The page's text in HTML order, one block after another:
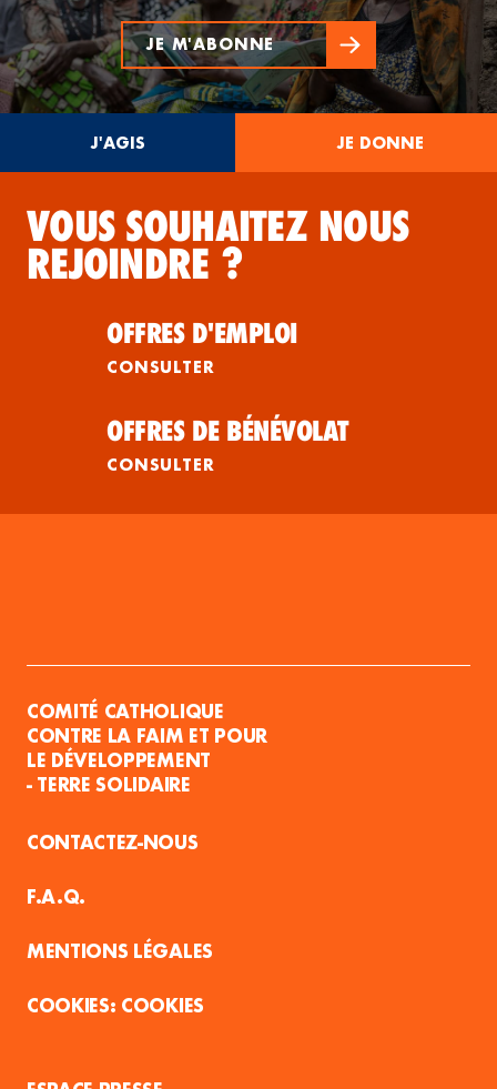
JE M'ABONNE
J'AGIS JE DONNE
VOUS SOUHAITEZ NOUS
REJOINDRE ?
OFFRES D'EMPLOI
CONSULTER
OFFRES DE BÉNÉVOLAT
CONSULTER
COMITÉ CATHOLIQUE
CONTRE LA FAIM ET POUR
LE DÉVELOPPEMENT
- TERRE SOLIDAIRE
CONTACTEZ-NOUS
F.A.Q.
MENTIONS LÉGALES
COOKIES